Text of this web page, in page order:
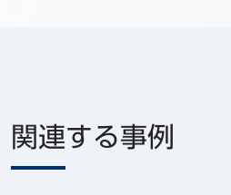
関連する事例